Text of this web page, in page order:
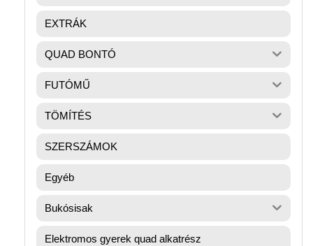
EXTRÁK
QUAD BONTÓ
FUTÓMŰ
TÖMÍTÉS
SZERSZÁMOK
Egyéb
Bukósisak
Elektromos gyerek quad alkatrész